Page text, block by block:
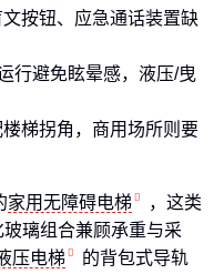
按钮、应急通话装置缺
行避免眩晕感，液压/曳
梯拐角，商用场所则要
家用无障碍电梯
，这类
璃组合兼顾承重与采
压电梯
的背包式导轨